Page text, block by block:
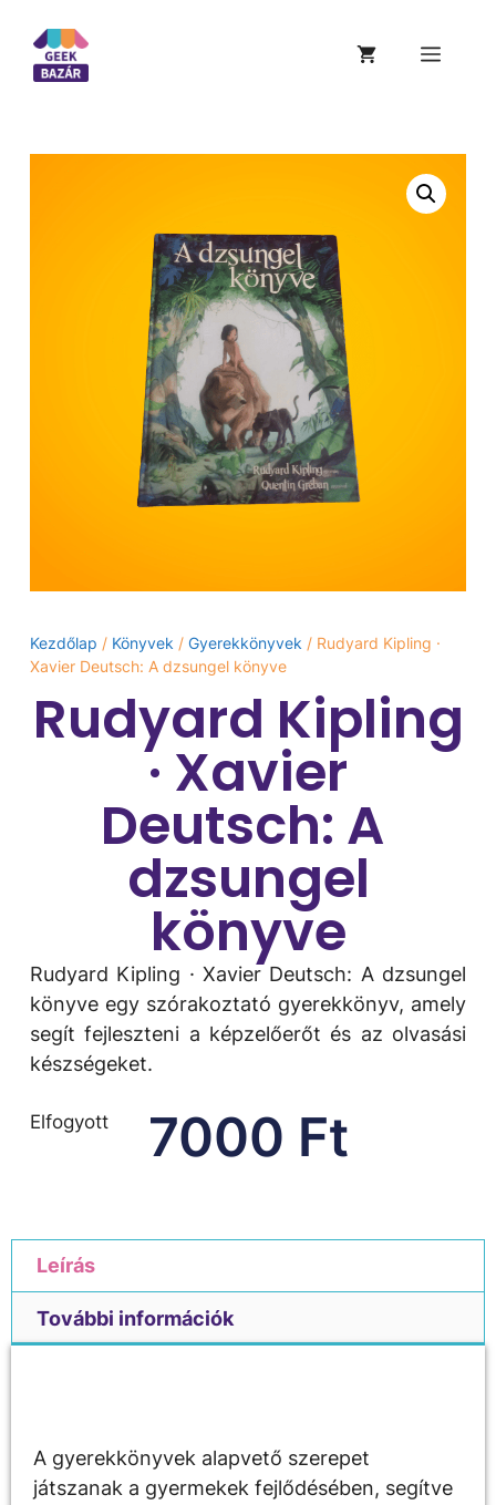
Kezdőlap / Könyvek / Gyerekkönyvek / Rudyard Kipling ·
Xavier Deutsch: A ​dzsungel könyve
Rudyard Kipling
· Xavier
Deutsch: A ​
dzsungel
könyve
Rudyard Kipling · Xavier Deutsch: A ​dzsungel
könyve egy szórakoztató gyerekkönyv, amely
segít fejleszteni a képzelőerőt és az olvasási
készségeket.
7000 Ft
Elfogyott
Leírás
További információk
A gyerekkönyvek alapvető szerepet
játszanak a gyermekek fejlődésében, segítve